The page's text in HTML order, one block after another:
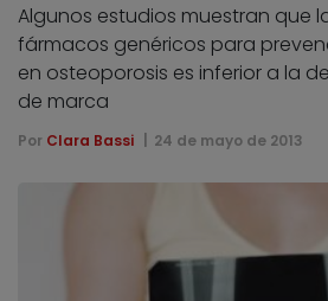
Algunos estudios muestran que
fármacos genéricos para
en osteoporosis es inferior a la
de marca
Por Clara Bassi 24 de mayo de 2013